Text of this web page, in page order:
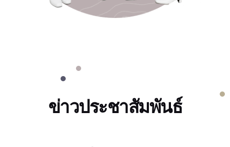
ข่าวประชาสัมพันธ์